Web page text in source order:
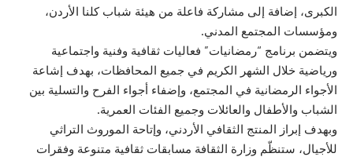
الكبرى، إضافة إلى مشاركة فاعلة من هيئة شباب كلنا الأردن،
ومؤسسات المجتمع المدني.
ويتضمن برنامج “رمضانيات” فعاليات ثقافية وفنية واجتماعية
ورياضية خلال الشهر الكريم في جميع المحافظات، بهدف إشاعة
الأجواء الرمضانية في المجتمع، وإضفاء أجواء الفرح والتسلية بين
الشباب والأطفال والعائلات وجميع الفئات العمرية.
وبهدف إبراز المنتج الثقافي الأردني، وإتاحة الموروث التراثي
للأجيال، ستنظّم وزارة الثقافة مسابقات ثقافية متنوعة وفقرات